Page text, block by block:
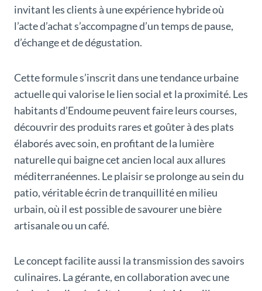
invitant les clients à une expérience hybride où
l’acte d’achat s’accompagne d’un temps de pause,
d’échange et de dégustation.
Cette formule s’inscrit dans une tendance urbaine
actuelle qui valorise le lien social et la proximité. Les
habitants d’Endoume peuvent faire leurs courses,
découvrir des produits rares et goûter à des plats
élaborés avec soin, en profitant de la lumière
naturelle qui baigne cet ancien local aux allures
méditerranéennes. Le plaisir se prolonge au sein du
patio, véritable écrin de tranquillité en milieu
urbain, où il est possible de savourer une bière
artisanale ou un café.
Le concept facilite aussi la transmission des savoirs
culinaires. La gérante, en collaboration avec une